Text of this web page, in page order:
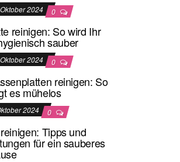
2024 0
reinigen: So wird Ihr
sauber
2024 0
reinigen: So
es mühelos
2024 0
Tipps und
für ein sauberes